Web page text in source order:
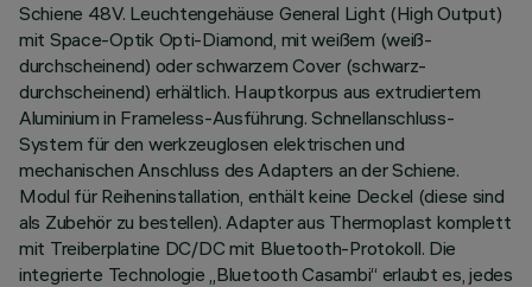
Schiene 48V. Leuchtengehäuse General Light (High Output)
mit Space-Optik Opti-Diamond, mit weißem (weiß-
durchscheinend) oder schwarzem Cover (schwarz-
durchscheinend) erhältlich. Hauptkorpus aus extrudiertem
Aluminium in Frameless-Ausführung. Schnellanschluss-
System für den werkzeuglosen elektrischen und
mechanischen Anschluss des Adapters an der Schiene.
Modul für Reiheninstallation, enthält keine Deckel (diese sind
als Zubehör zu bestellen). Adapter aus Thermoplast komplett
mit Treiberplatine DC/DC mit Bluetooth-Protokoll. Die
integrierte Technologie „Bluetooth Casambi“ erlaubt es, jedes